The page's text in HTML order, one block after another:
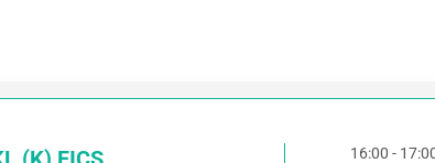
16:00 -